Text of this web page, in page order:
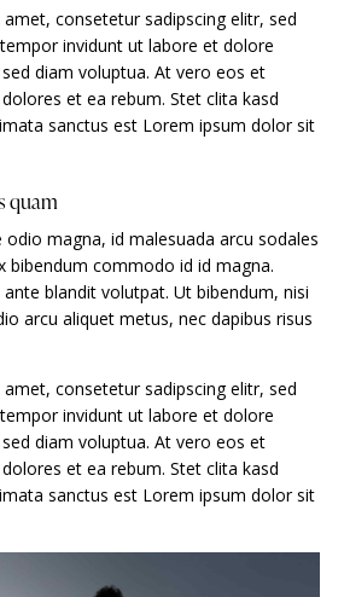
consetetur sadipscing elitr, sed
invidunt ut labore et dolore
diam voluptua. At vero eos et
et ea rebum. Stet clita kasd
sanctus est Lorem ipsum dolor sit
quam
odio magna, id malesuada arcu sodales
bibendum commodo id id magna.
blandit volutpat. Ut bibendum, nisi
arcu aliquet metus, nec dapibus risus
consetetur sadipscing elitr, sed
invidunt ut labore et dolore
diam voluptua. At vero eos et
et ea rebum. Stet clita kasd
sanctus est Lorem ipsum dolor sit